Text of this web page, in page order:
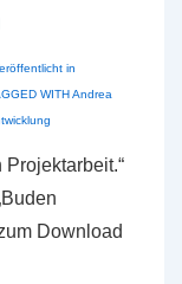
in
WITHAndrea
Download